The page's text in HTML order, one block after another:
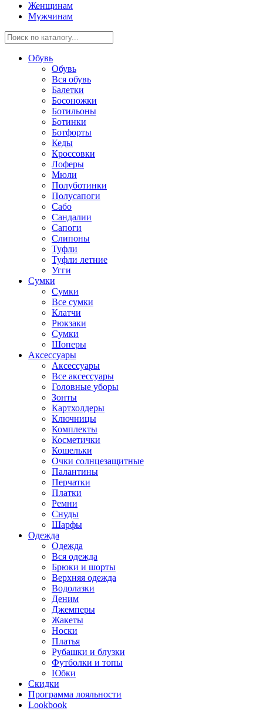
Женщинам
Мужчинам
Обувь
Обувь
Вся обувь
Балетки
Босоножки
Ботильоны
Ботинки
Ботфорты
Кеды
Кроссовки
Лоферы
Мюли
Полуботинки
Полусапоги
Сабо
Сандалии
Сапоги
Слипоны
Туфли
Туфли летние
Угги
Сумки
Сумки
Все сумки
Клатчи
Рюкзаки
Сумки
Шоперы
Аксессуары
Аксессуары
Все аксессуары
Головные уборы
Зонты
Картхолдеры
Ключницы
Комплекты
Косметички
Кошельки
Очки солнцезащитные
Палантины
Перчатки
Платки
Ремни
Снуды
Шарфы
Одежда
Одежда
Вся одежда
Брюки и шорты
Верхняя одежда
Водолазки
Деним
Джемперы
Жакеты
Носки
Платья
Рубашки и блузки
Футболки и топы
Юбки
Скидки
Программа лояльности
Lookbook